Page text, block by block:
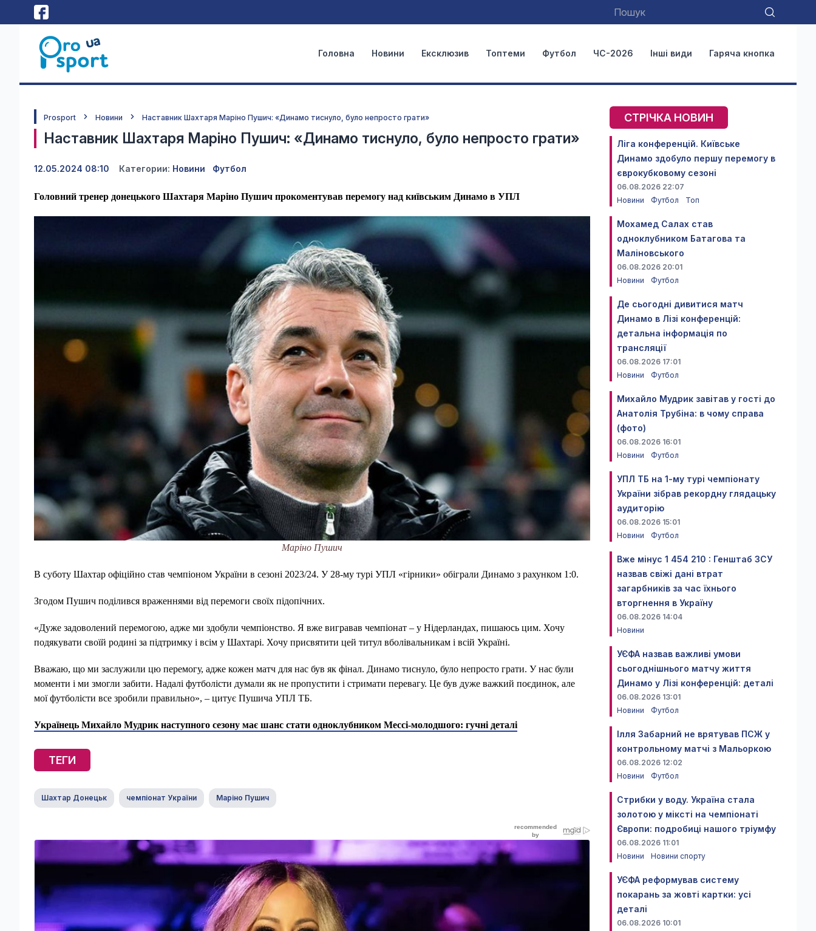
Головна Новини Ексклюзив Топтеми Футбол ЧС-2026 Інші види Гаряча кнопка
Prosport Новини Наставник Шахтаря Маріно Пушич: «Динамо тиснуло, було непросто грати»
Наставник Шахтаря Маріно Пушич: «Динамо тиснуло, було непросто грати»
12.05.2024 08:10 Категории: Новини Футбол
Головний тренер донецького Шахтаря Маріно Пушич прокоментував перемогу над київським Динамо в УПЛ
Маріно Пушич
В суботу Шахтар офіційно став чемпіоном України в сезоні 2023/24. У 28-му турі УПЛ «гірники» обіграли Динамо з рахунком 1:0.
Згодом Пушич поділився враженнями від перемоги своїх підопічних.
«Дуже задоволений перемогою, адже ми здобули чемпіонство. Я вже вигравав чемпіонат – у Нідерландах, пишаюсь цим. Хочу
подякувати своїй родині за підтримку і всім у Шахтарі. Хочу присвятити цей титул вболівальникам і всій Україні.
Вважаю, що ми заслужили цю перемогу, адже кожен матч для нас був як фінал. Динамо тиснуло, було непросто грати. У нас були
моменти і ми змогли забити. Надалі футболісти думали як не пропустити і стримати перевагу. Це був дуже важкий поєдинок, але
мої футболісти все зробили правильно», – цитує Пушича УПЛ ТБ.
Українець Михайло Мудрик наступного сезону має шанс стати одноклубником Мессі-молодшого: гучні деталі
ТЕГИ
Шахтар Донецьк чемпіонат України Маріно Пушич
СТРІЧКА НОВИН
Ліга конференцій. Київське
Динамо здобуло першу перемогу в
єврокубковому сезоні
06.08.2026 22:07
Новини
Футбол Топ
Мохамед Салах став
одноклубником Батагова та
Маліновського
06.08.2026 20:01
Новини
Футбол
Де сьогодні дивитися матч
Динамо в Лізі конференцій:
детальна інформація по
трансляції
06.08.2026 17:01
Новини
Футбол
Михайло Мудрик завітав у гості до
Анатолія Трубіна: в чому справа
(фото)
06.08.2026 16:01
Новини
Футбол
УПЛ ТБ на 1-му турі чемпіонату
України зібрав рекордну глядацьку
аудиторію
06.08.2026 15:01
Новини
Футбол
Вже мінус 1 454 210 : Генштаб ЗСУ
назвав свіжі дані втрат
загарбників за час їхнього
вторгнення в Україну
06.08.2026 14:04
Новини
УЄФА назвав важливі умови
сьогоднішнього матчу життя
Динамо у Лізі конференцій: деталі
06.08.2026 13:01
Новини
Футбол
Ілля Забарний не врятував ПСЖ у
контрольному матчі з Мальоркою
06.08.2026 12:02
Новини
Футбол
Стрибки у воду. Україна стала
золотою у міксті на чемпіонаті
Європи: подробиці нашого тріумфу
06.08.2026 11:01
Новини
Новини спорту
УЄФА реформував систему
покарань за жовті картки: усі
деталі
06.08.2026 10:01